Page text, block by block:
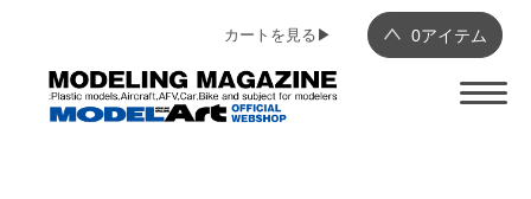
0アイテム
カートを見る▶︎